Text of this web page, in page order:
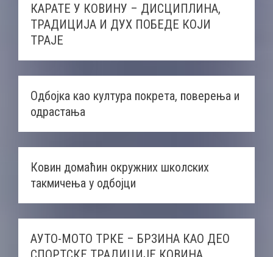
КАРАТЕ У КОВИНУ – ДИСЦИПЛИНА,
ТРАДИЦИЈА И ДУХ ПОБЕДЕ КОЈИ
ТРАЈЕ
Одбојка као култура покрета, поверења и
одрастања
Ковин домаћин окружних школских
такмичења у одбојци
АУТО-МОТО ТРКЕ – БРЗИНА КАО ДЕО